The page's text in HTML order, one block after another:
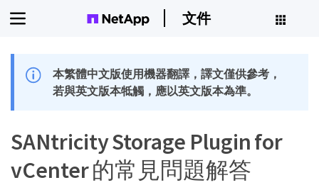
文件
本繁體中文版使用機器翻譯，譯文僅供參考，
若與英文版本牴觸，應以英文版本為準。
SANtricity Storage Plugin for
vCenter 的常見問題解答